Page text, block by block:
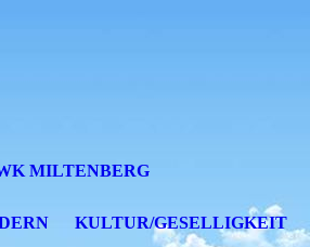
MILTENBERG
KULTUR/GESELLIGKEIT